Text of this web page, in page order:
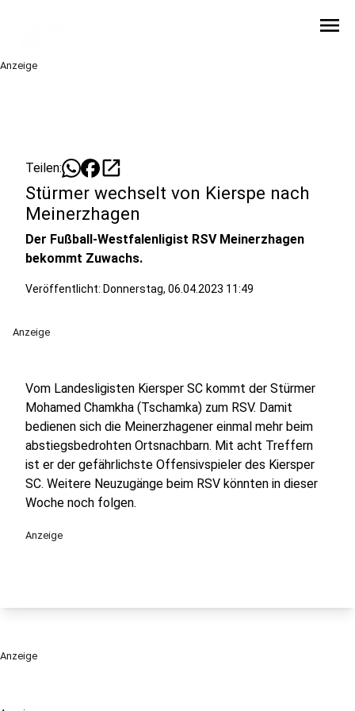
menu
Anzeige
Teilen: open_in_new
Stürmer wechselt von Kierspe nach
Meinerzhagen
Der Fußball-Westfalenligist RSV Meinerzhagen
bekommt Zuwachs.
Veröffentlicht: Donnerstag, 06.04.2023 11:49
Anzeige
Vom Landesligisten Kiersper SC kommt der Stürmer
Mohamed Chamkha (Tschamka) zum RSV. Damit
bedienen sich die Meinerzhagener einmal mehr beim
abstiegsbedrohten Ortsnachbarn. Mit acht Treffern
ist er der gefährlichste Offensivspieler des Kiersper
SC. Weitere Neuzugänge beim RSV könnten in dieser
Woche noch folgen.
Anzeige
Anzeige